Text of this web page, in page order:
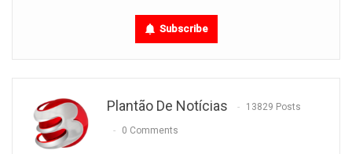
Subscribe
Plantão De Notícias 13829 Posts
0 Comments